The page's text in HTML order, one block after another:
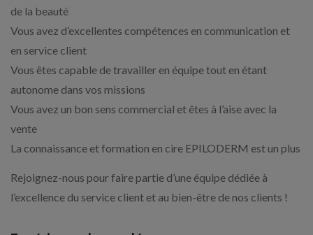
de la beauté
Vous avez d’excellentes compétences en communication et
en service client
Vous êtes capable de travailler en équipe tout en étant
autonome dans vos missions
Vous avez un bon sens commercial et êtes à l’aise avec la
vente
La connaissance et formation en cire EPILODERM est un plus
Rejoignez-nous pour faire partie d’une équipe dédiée à
l’excellence du service client et au bien-être de nos clients !